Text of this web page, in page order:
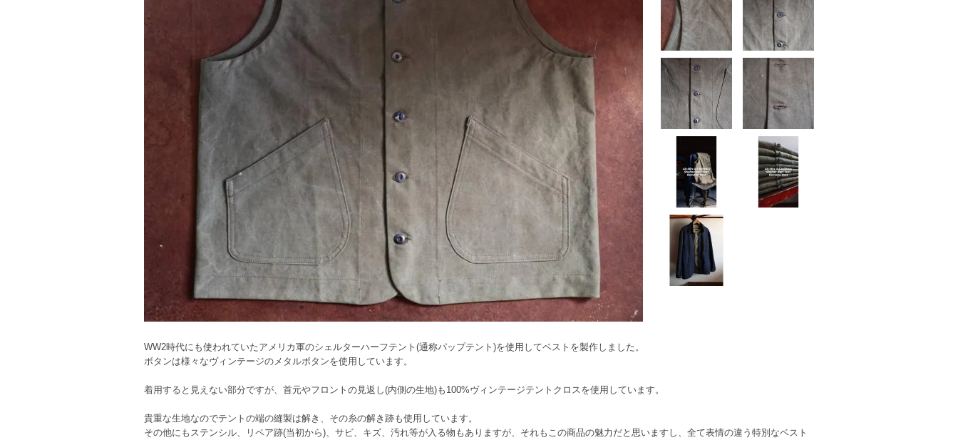
WW2時代にも使われていたアメリカ軍のシェルターハーフテント(通称パップテント)を使用してベストを製作しました。
ボタンは様々なヴィンテージのメタルボタンを使用しています。
着用すると見えない部分ですが、首元やフロントの見返し(内側の生地)も100%ヴィンテージテントクロスを使用しています。
貴重な生地なのでテントの端の縫製は解き、その糸の解き跡も使用しています。
その他にもステンシル、リペア跡(当初から)、サビ、キズ、汚れ等が入る物もありますが、それもこの商品の魅力だと思いますし、全て表情の違う特別なベスト